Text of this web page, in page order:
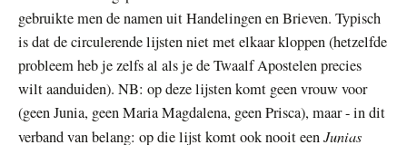
gebruikte men de namen uit Handelingen en Brieven. Typisch
is dat de circulerende lijsten niet met elkaar kloppen (hetzelfde
probleem heb je zelfs al als je de Twaalf Apostelen precies
wilt aanduiden). NB: op deze lijsten komt geen vrouw voor
(geen Junia, geen Maria Magdalena, geen Prisca), maar - in dit
verband van belang: op die lijst komt ook nooit eenJunias